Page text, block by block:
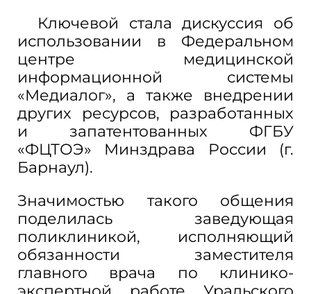
Ключевой стала дискуссия об
использовании в Федеральном
центре медицинской
информационной системы
«Медиалог», а также внедрении
других ресурсов, разработанных
и запатентованных ФГБУ
«ФЦТОЭ» Минздрава России (г.
Барнаул).
Значимостью такого общения
поделилась заведующая
поликлиникой, исполняющий
обязанности заместителя
главного врача по клинико-